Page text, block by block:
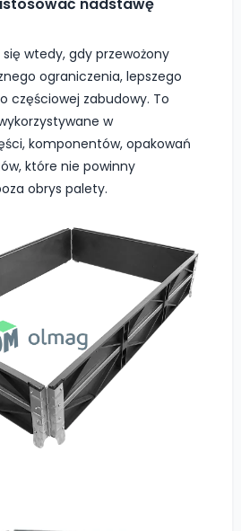
wtedy, gdy przewożony
ograniczenia, lepszego
częściowej zabudowy. To
w
komponentów, opakowań
które nie powinny
obrys palety.